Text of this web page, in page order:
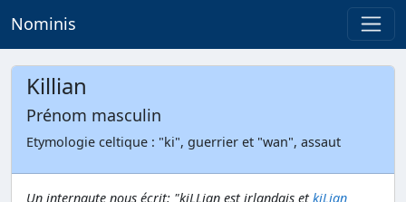
Nominis
Killian
Prénom masculin
Etymologie celtique : "ki", guerrier et "wan", assaut
Un internaute nous écrit: "kiLLian est irlandais etkiLian